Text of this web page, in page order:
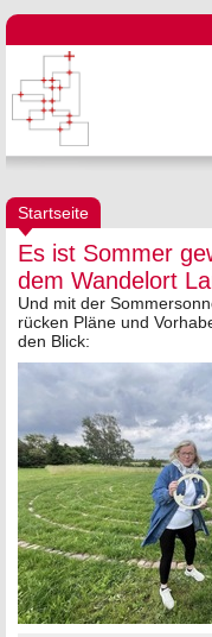
Startseite
Es ist Sommer
dem Wandelort
Und mit der
rücken Pläne und
den Blick: